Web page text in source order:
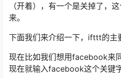
（开着），有一个是关掉了，
来。
下面我们来介绍一下，ifttt的主
现在比如我们想用facebook来
现在就输入facebook这个关键字